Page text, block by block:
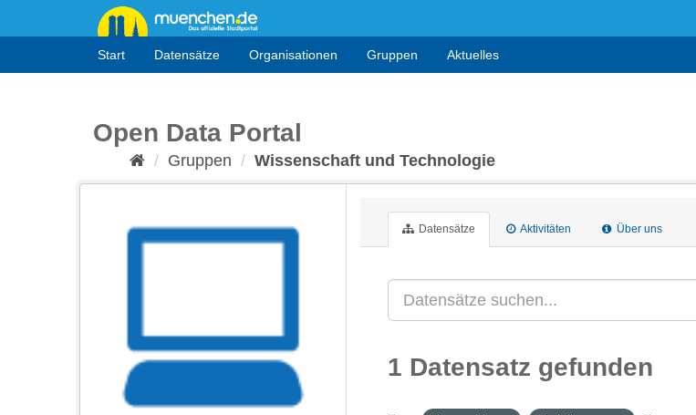
Start Datensätze Organisationen Gruppen Aktuelles
Open Data Portal
Gruppen Wissenschaft und Technologie
Datensätze Aktivitäten Über uns
1 Datensatz gefunden